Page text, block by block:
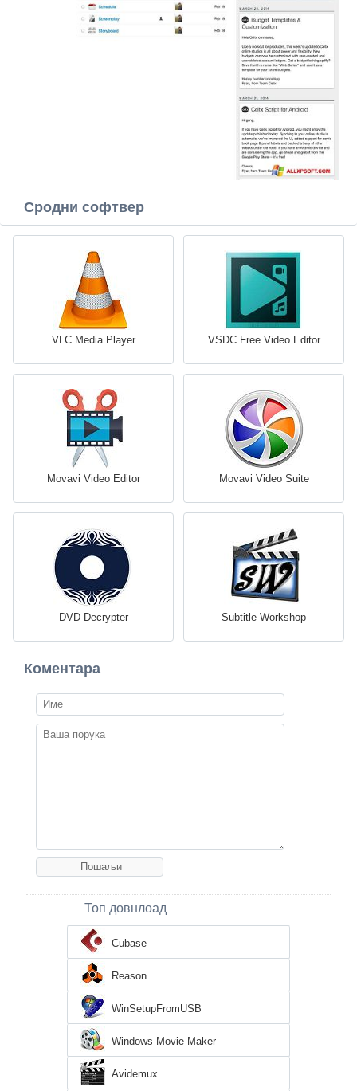
Сродни софтвер
VLC Media Player VSDC Free Video Editor
Movavi Video Editor Movavi Video Suite
DVD Decrypter Subtitle Workshop
Коментара
Топ довнлоад
Cubase
Reason
WinSetupFromUSB
Windows Movie Maker
Avidemux